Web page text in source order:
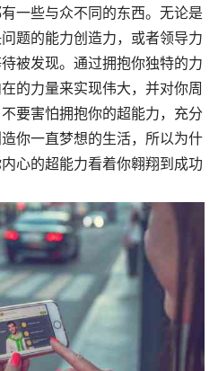
一些与众不同的东西。无论是
题的能力创造力，或者领导力
被发现。通过拥抱你独特的力
的力量来实现伟大，并对你周
要害怕拥抱你的超能力，充分
你一直梦想的生活，所以为什
心的超能力看着你翱翔到成功